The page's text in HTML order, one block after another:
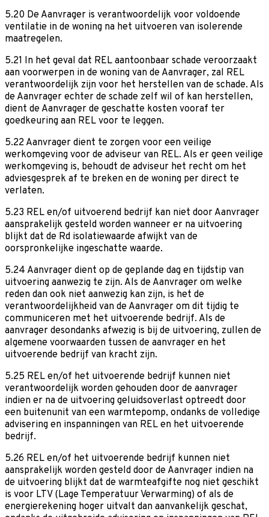
5.20 De Aanvrager is verantwoordelijk voor voldoende
ventilatie in de woning na het uitvoeren van isolerende
maatregelen.
5.21 In het geval dat REL aantoonbaar schade veroorzaakt
aan voorwerpen in de woning van de Aanvrager, zal REL
verantwoordelijk zijn voor het herstellen van de schade. Als
de Aanvrager echter de schade zelf wil of kan herstellen,
dient de Aanvrager de geschatte kosten vooraf ter
goedkeuring aan REL voor te leggen.
5.22 Aanvrager dient te zorgen voor een veilige
werkomgeving voor de adviseur van REL. Als er geen veilige
werkomgeving is, behoudt de adviseur het recht om het
adviesgesprek af te breken en de woning per direct te
verlaten.
5.23 REL en/of uitvoerend bedrijf kan niet door Aanvrager
aansprakelijk gesteld worden wanneer er na uitvoering
blijkt dat de Rd isolatiewaarde afwijkt van de
oorspronkelijke ingeschatte waarde.
5.24 Aanvrager dient op de geplande dag en tijdstip van
uitvoering aanwezig te zijn. Als de Aanvrager om welke
reden dan ook niet aanwezig kan zijn, is het de
verantwoordelijkheid van de Aanvrager om dit tijdig te
communiceren met het uitvoerende bedrijf. Als de
aanvrager desondanks afwezig is bij de uitvoering, zullen de
algemene voorwaarden tussen de aanvrager en het
uitvoerende bedrijf van kracht zijn.
5.25 REL en/of het uitvoerende bedrijf kunnen niet
verantwoordelijk worden gehouden door de aanvrager
indien er na de uitvoering geluidsoverlast optreedt door
een buitenunit van een warmtepomp, ondanks de volledige
advisering en inspanningen van REL en het uitvoerende
bedrijf.
5.26 REL en/of het uitvoerende bedrijf kunnen niet
aansprakelijk worden gesteld door de Aanvrager indien na
de uitvoering blijkt dat de warmteafgifte nog niet geschikt
is voor LTV (Lage Temperatuur Verwarming) of als de
energierekening hoger uitvalt dan aanvankelijk geschat,